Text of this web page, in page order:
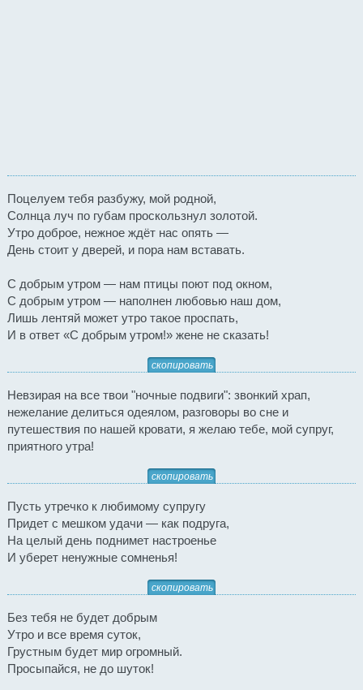
Поцелуем тебя разбужу, мой родной,
Солнца луч по губам проскользнул золотой.
Утро доброе, нежное ждёт нас опять —
День стоит у дверей, и пора нам вставать.
С добрым утром — нам птицы поют под окном,
С добрым утром — наполнен любовью наш дом,
Лишь лентяй может утро такое проспать,
И в ответ «С добрым утром!» жене не сказать!
скопировать
Невзирая на все твои "ночные подвиги": звонкий храп,
нежелание делиться одеялом, разговоры во сне и
путешествия по нашей кровати, я желаю тебе, мой супруг,
приятного утра!
скопировать
Пусть утречко к любимому супругу
Придет с мешком удачи — как подруга,
На целый день поднимет настроенье
И уберет ненужные сомненья!
скопировать
Без тебя не будет добрым
Утро и все время суток,
Грустным будет мир огромный.
Просыпайся, не до шуток!